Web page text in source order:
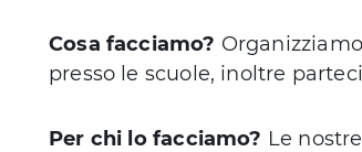
Cosa facciamo?
presso le scuole, inoltre
Per chi lo facciamo? Le